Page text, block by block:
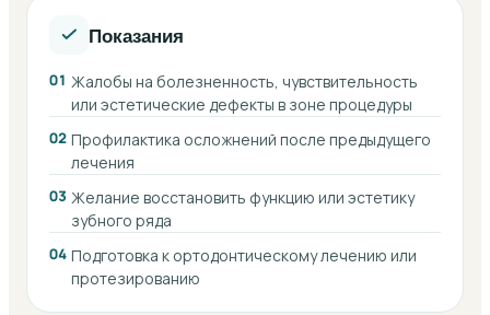
Показания
01 Жалобы на болезненность, чувствительность
или эстетические дефекты в зоне процедуры
02 Профилактика осложнений после предыдущего
лечения
03 Желание восстановить функцию или эстетику
зубного ряда
04 Подготовка к ортодонтическому лечению или
протезированию